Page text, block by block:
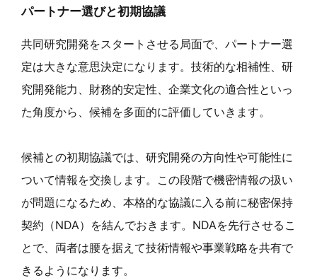
パートナー選びと初期協議
共同研究開発をスタートさせる局面で、パートナー選
定は大きな意思決定になります。技術的な相補性、研
究開発能力、財務的安定性、企業文化の適合性といっ
た角度から、候補を多面的に評価していきます。
候補との初期協議では、研究開発の方向性や可能性に
ついて情報を交換します。この段階で機密情報の扱い
が問題になるため、本格的な協議に入る前に秘密保持
契約（NDA）を結んでおきます。NDAを先行させるこ
とで、両者は腰を据えて技術情報や事業戦略を共有で
きるようになります。